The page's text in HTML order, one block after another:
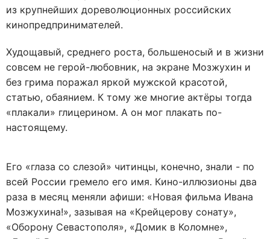
из крупнейших дореволюционных российских
кинопредпринимателей.
Худощавый, среднего роста, большеносый и в жизни
совсем не герой-любовник, на экране Мозжухин и
без грима поражал яркой мужской красотой,
статью, обаянием. К тому же многие актёры тогда
«плакали» глицерином. А он мог плакать по-
настоящему.
Его «глаза со слезой» читинцы, конечно, знали - по
всей России гремело его имя. Кино-иллюзионы два
раза в месяц меняли афиши: «Новая фильма Ивана
Мозжухина!», зазывая на «Крейцерову сонату»,
«Оборону Севастополя», «Домик в Коломне»,